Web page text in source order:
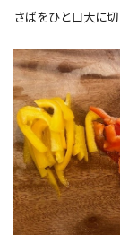
さばをひと口大に